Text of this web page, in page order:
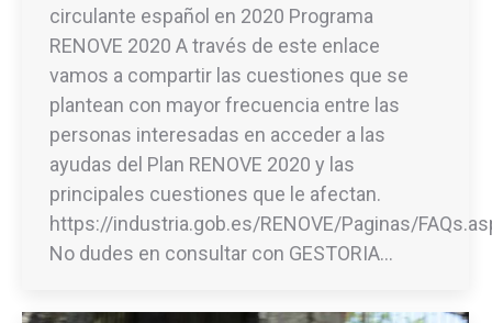
circulante español en 2020 Programa
RENOVE 2020 A través de este enlace
vamos a compartir las cuestiones que se
plantean con mayor frecuencia entre las
personas interesadas en acceder a las
ayudas del Plan RENOVE 2020 y las
principales cuestiones que le afectan.
https://industria.gob.es/RENOVE/Paginas/
No dudes en consultar con GESTORIA…